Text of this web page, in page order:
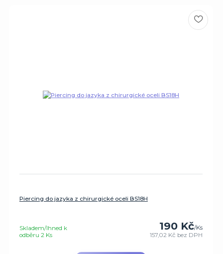
Piercing do jazyka z chirurgické oceli BS18H
190 Kč/Ks
157,02 Kč bez DPH
Skladem/Ihned k
odběru 2 Ks